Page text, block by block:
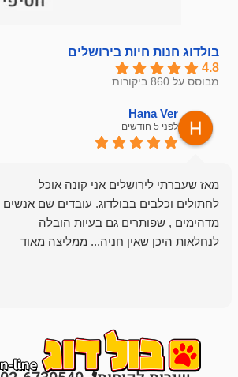
בולדוג חנות חיות בירושלים
4.8
מבוסס על 860 ביקורות
Hana Ver
לפני 5 חודשים
מאז שעברתי לירושלים אני קונה אוכל
לחתולים וכלבים בבולדוג. עובדים שם אנשים
מדהימים , שפותרים גם בעיות הובלה
לנחלאות היכן שאין חניה... ממליצה מאוד